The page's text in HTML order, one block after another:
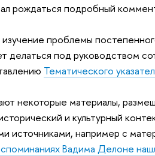
рождаться подробный
проблемы
делаться под руководством
Тематического
некоторые материалы,
и культурный
источниками, например с
Вадима Делоне